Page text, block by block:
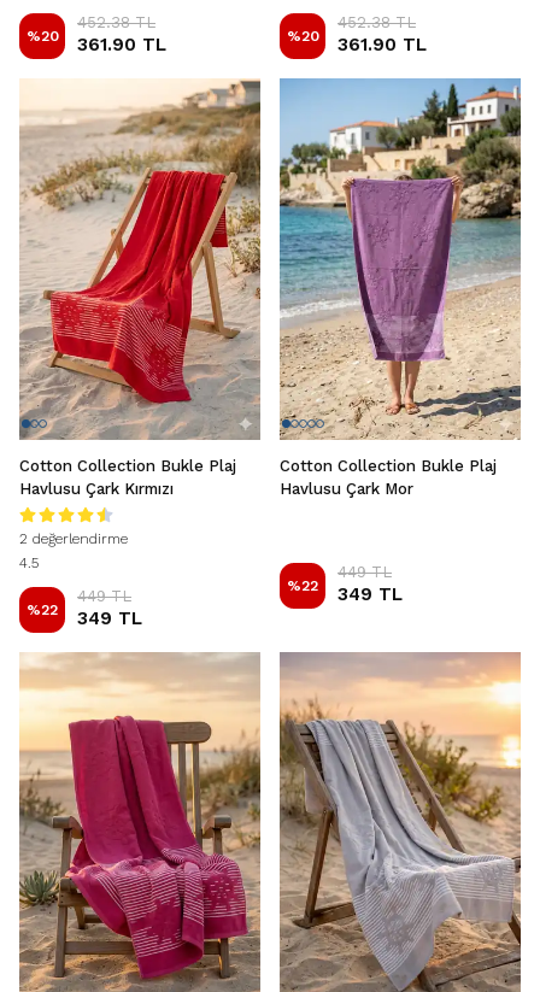
%20
452.38 TL
361.90 TL %20
452.38 TL
361.90 TL
Cotton Collection Bukle Plaj
Havlusu Çark Kırmızı
2 değerlendirme
4.5
%22
449 TL
349 TL
Cotton Collection Bukle Plaj
Havlusu Çark Mor
%22
449 TL
349 TL